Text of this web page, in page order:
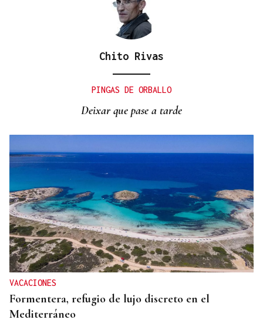
Chito Rivas
PINGAS DE ORBALLO
Deixar que pase a tarde
VACACIONES
Formentera, refugio de lujo discreto en el
Mediterráneo